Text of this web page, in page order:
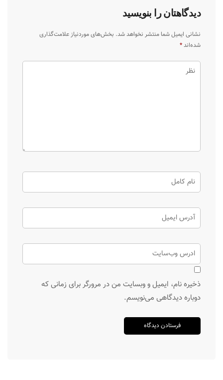
دیدگاهتان را بنویسید
نشانی ایمیل شما منتشر نخواهد شد. بخش‌های موردنیاز علامت‌گذاری
شده‌اند*
ذخیره نام، ایمیل و وبسایت من در مرورگر برای زمانی که
دوباره دیدگاهی می‌نویسم.